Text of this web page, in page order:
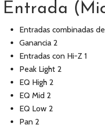
Entrada
Entradas combinadas
Ganancia 2
Entradas con Hi-Z 1
Peak Light 2
EQ High 2
EQ Mid 2
EQ Low 2
Pan 2